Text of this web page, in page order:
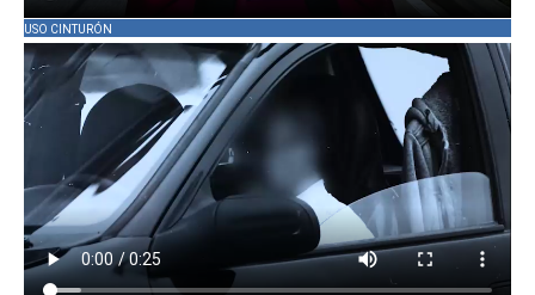
USO CINTURÓN